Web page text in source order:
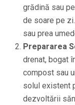
grădină sau
de soare pe
sau prea
Prepararea
drenat, bogat
compost sau
solul existent
dezvoltării